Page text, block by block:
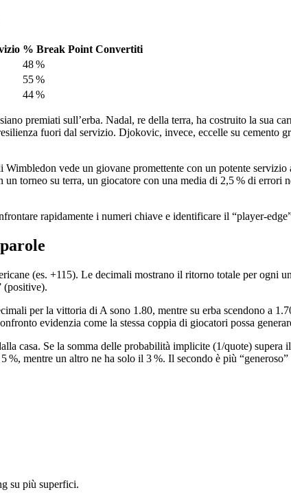
% Break Point Convertiti
48 %
55 %
44 %
premiati sull’erba. Nadal, re della terra, ha costruito la sua
fuori dal servizio. Djokovic, invece, eccelle su cemento
vede un giovane promettente con un potente
torneo su terra, un giocatore con una media di 2,5 % di errori
rapidamente i numeri chiave e identificare il
(es. +115). Le decimali mostrano il ritorno totale per ogni
(positive).
per la vittoria di A sono 1.80, mentre su erba scendono a
evidenzia come la stessa coppia di giocatori possa
casa. Se la somma delle probabilità implicite (1/quote)
mentre un altro ne ha solo il 3 %. Il secondo è più
su più superfici.